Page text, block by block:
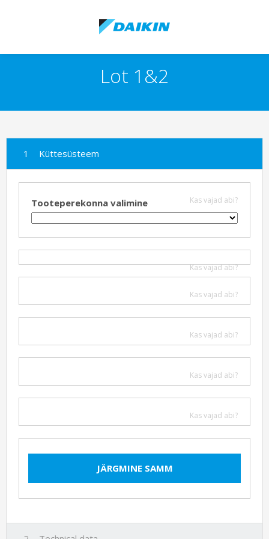
Lot 1&2
Küttesüsteem
Kas vajad abi?
Tooteperekonna valimine
Kas vajad abi?
Kas vajad abi?
Kas vajad abi?
Kas vajad abi?
Kas vajad abi?
JÄRGMINE SAMM